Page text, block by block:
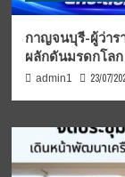
กาญจนบุรี-ผู้ว่าร
ผลักดันมรดกโลก
admin1 23/07/